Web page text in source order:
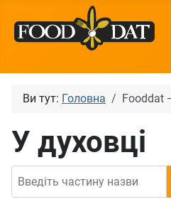
Ви тут: Головна Fooddat
У духовці